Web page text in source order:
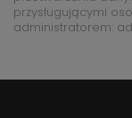
przysługującymi
administratorem: